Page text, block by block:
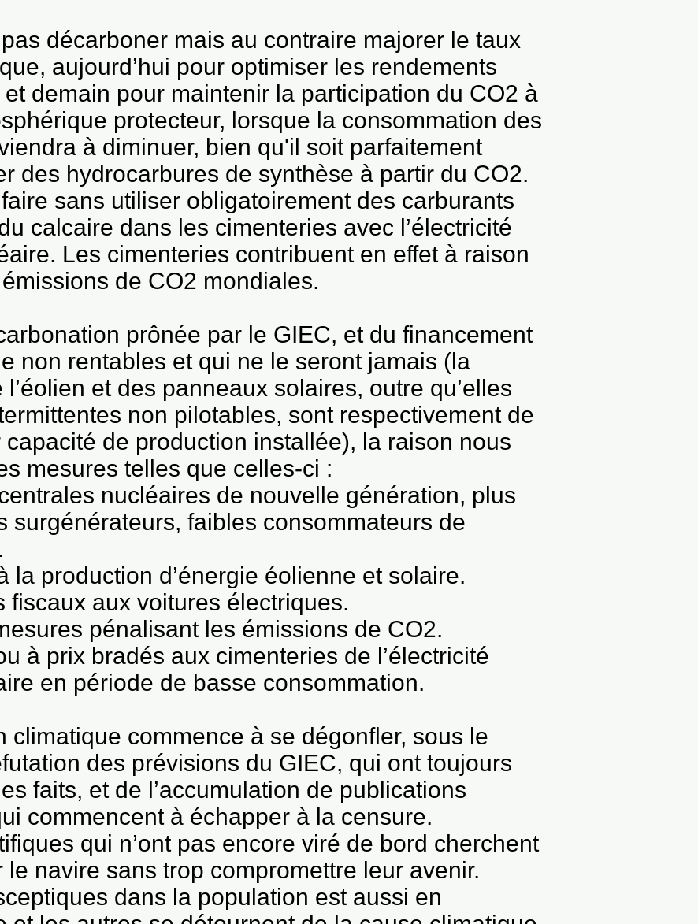
décarboner mais au contraire majorer le taux
aujourd’hui pour optimiser les rendements
demain pour maintenir la participation du CO2 à
protecteur, lorsque la consommation des
à diminuer, bien qu'il soit parfaitement
des hydrocarbures de synthèse à partir du CO2.
sans utiliser obligatoirement des carburants
calcaire dans les cimenteries avec l’électricité
Les cimenteries contribuent en effet à raison
de CO2 mondiales.
prônée par le GIEC, et du financement
non rentables et qui ne le seront jamais (la
et des panneaux solaires, outre qu’elles
non pilotables, sont respectivement de
de production installée), la raison nous
mesures telles que celles-ci :
nucléaires de nouvelle génération, plus
surgénérateurs, faibles consommateurs de
la production d’énergie éolienne et solaire.
fiscaux aux voitures électriques.
pénalisant les émissions de CO2.
à prix bradés aux cimenteries de l’électricité
en période de basse consommation.
climatique commence à se dégonfler, sous le
des prévisions du GIEC, qui ont toujours
faits, et de l’accumulation de publications
commencent à échapper à la censure.
qui n’ont pas encore viré de bord cherchent
navire sans trop compromettre leur avenir.
dans la population est aussi en